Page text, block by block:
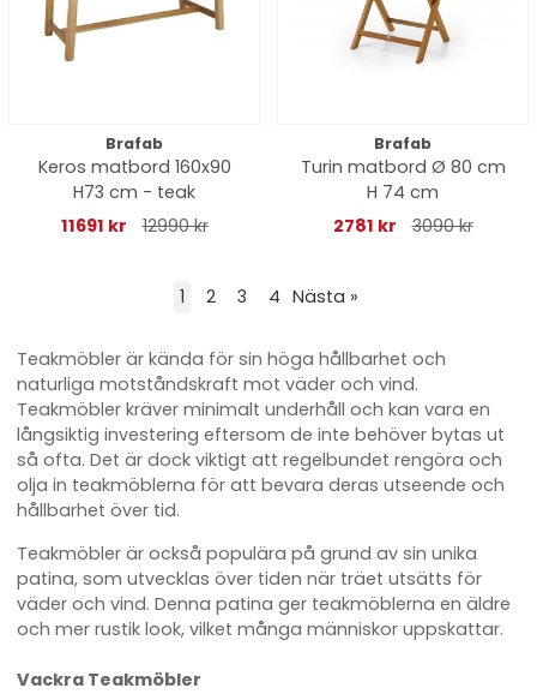
Brafab
Keros matbord 160x90
H73 cm - teak
11691 kr
12990 kr
Brafab
Turin matbord Ø 80 cm
H 74 cm
2781 kr
3090 kr
1 2 3 4 Nästa »
Teakmöbler är kända för sin höga hållbarhet och
naturliga motståndskraft mot väder och vind.
Teakmöbler kräver minimalt underhåll och kan vara en
långsiktig investering eftersom de inte behöver bytas ut
så ofta. Det är dock viktigt att regelbundet rengöra och
olja in teakmöblerna för att bevara deras utseende och
hållbarhet över tid.
Teakmöbler är också populära på grund av sin unika
patina, som utvecklas över tiden när träet utsätts för
väder och vind. Denna patina ger teakmöblerna en äldre
och mer rustik look, vilket många människor uppskattar.
Vackra Teakmöbler